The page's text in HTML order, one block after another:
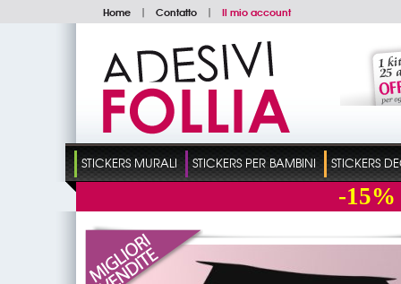
Home | Contatto | Il mio account
STICKERS MURALI STICKERS PER BAMBINI STICKERS
-15%